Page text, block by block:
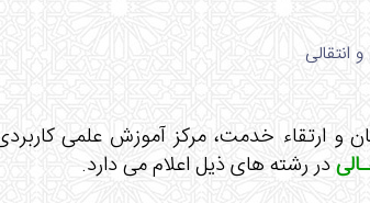
در رشته های ذیل اعلام می دارد.